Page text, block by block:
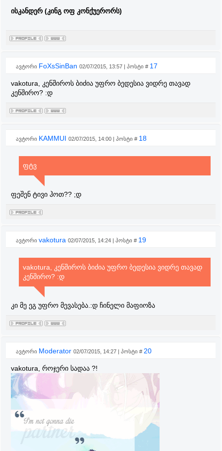
ისკანდერ (კინგ ოფ კონქუერორს)
ავტორი FoXsSinBan 02/07/2015, 13:57 | პოსტი # 17
vakotura, კენშიროს ბიძია უფრო ბედესია ვიდრე თავად
კენშირო? :დ
ავტორი KAMMUI 02/07/2015, 14:00 | პოსტი # 18
ფტვ
ფეშენ ტივი ჰოთ?? ;დ
ავტორი vakotura 02/07/2015, 14:24 | პოსტი # 19
vakotura, კენშიროს ბიძია უფრო ბედესია ვიდრე თავად
კენშირო? :დ
კი მე ეგ უფრო მევასება.:დ ჩინელი მაფიოზა
ავტორი Moderator 02/07/2015, 14:27 | პოსტი # 20
vakotura, როჯერი სადაა ?!